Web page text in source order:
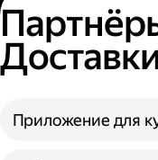
Приложение для